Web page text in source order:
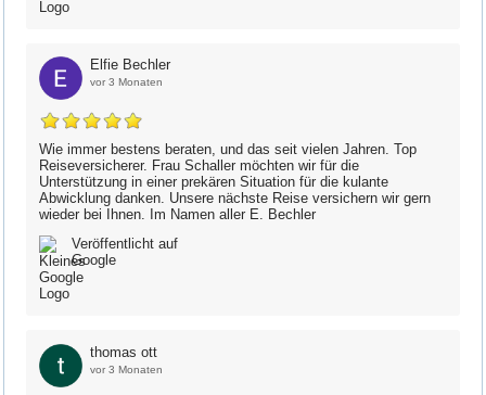
Elfie Bechler
vor 3 Monaten
Wie immer bestens beraten, und das seit vielen Jahren. Top
Reiseversicherer. Frau Schaller möchten wir für die
Unterstützung in einer prekären Situation für die kulante
Abwicklung danken. Unsere nächste Reise versichern wir gern
wieder bei Ihnen. Im Namen aller E. Bechler
Veröffentlicht auf
Google
thomas ott
vor 3 Monaten